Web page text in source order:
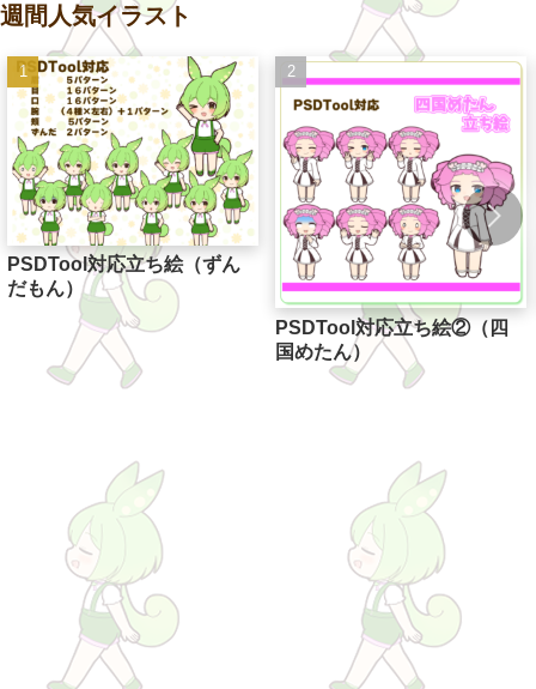
週間人気イラスト
PSDTool対応立ち絵（ずん
だもん）
PSDTool対応立ち絵②（四
国めたん）